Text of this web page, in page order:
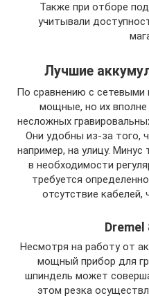
Также при отборе
учитывали
Лучшие
По сравнению с сетевыми
мощные, но их
несложных
Они удобны из-за того,
например, на улицу. Минус
в необходимости
требуется
отсутствие кабелей,
Несмотря на работу от
мощный прибор для
шпиндель может
этом резка